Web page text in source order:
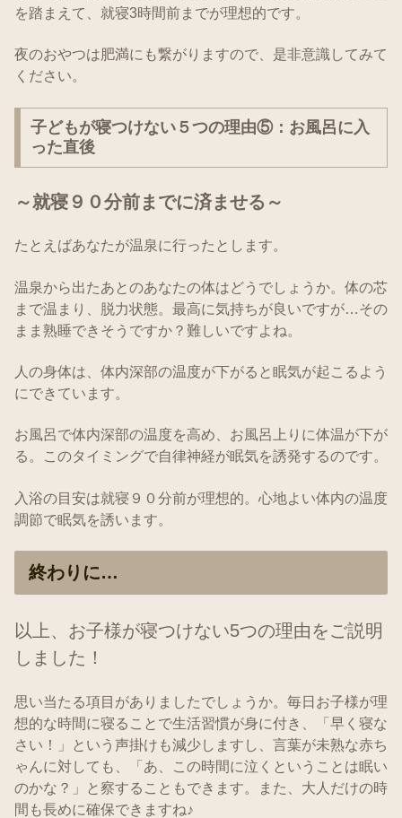
を踏まえて、就寝3時間前までが理想的です。
夜のおやつは肥満にも繋がりますので、是非意識してみて
ください。
子どもが寝つけない５つの理由⑤：お風呂に入
った直後
～就寝９０分前までに済ませる～
たとえばあなたが温泉に行ったとします。
温泉から出たあとのあなたの体はどうでしょうか。体の芯
まで温まり、脱力状態。最高に気持ちが良いですが…その
まま熟睡できそうですか？難しいですよね。
人の身体は、体内深部の温度が下がると眠気が起こるよう
にできています。
お風呂で体内深部の温度を高め、お風呂上りに体温が下が
る。このタイミングで自律神経が眠気を誘発するのです。
入浴の目安は就寝９０分前が理想的。心地よい体内の温度
調節で眠気を誘います。
終わりに…
以上、お子様が寝つけない5つの理由をご説明
しました！
思い当たる項目がありましたでしょうか。毎日お子様が理
想的な時間に寝ることで生活習慣が身に付き、「早く寝な
さい！」という声掛けも減少しますし、言葉が未熟な赤ち
ゃんに対しても、「あ、この時間に泣くということは眠い
のかな？」と察することもできます。また、大人だけの時
間も長めに確保できますね♪